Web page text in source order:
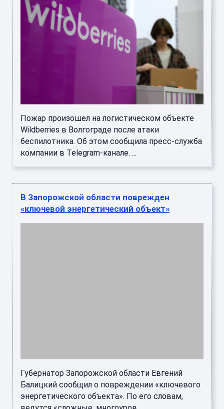
Пожар произошел на логистическом объекте
беспилотника. Об этом сообщила пресс-служба
компании в Telegram-канале. ...
В Ногинске Московской области двое
пострадали в результате ночной атаки